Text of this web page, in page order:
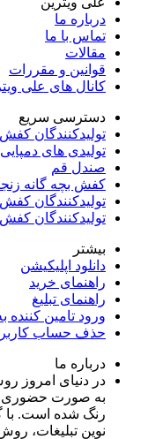
درباره ما
تماس با ما
مقالات
قوانین و مقررات
کانال های علی
دسترسی سریع
تولیدکنندگان
تولیدی های
صندل قم
کفش بچه گانه
تولیدکنندگان
تولیدکنندگان
بیشتر
دانلود اپلیکیشن
راهنمای خرید
راهنمای تبلیغ
ورود تامین کننده
حذف حساب
درباره ما
در دنیای امروز
به صورت حضوری
رنگ شده است. با
نوین تبلیغات،